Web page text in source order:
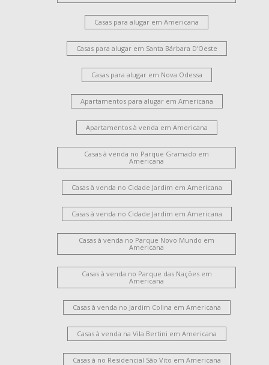
Casas para alugar em Americana
Casas para alugar em Santa Bárbara D’Oeste
Casas para alugar em Nova Odessa
Apartamentos para alugar em Americana
Apartamentos à venda em Americana
Casas à venda no Parque Gramado em
Americana
Casas à venda no Cidade Jardim em Americana
Casas à venda no Cidade Jardim em Americana
Casas à venda no Parque Novo Mundo em
Americana
Casas à venda no Parque das Nações em
Americana
Casas à venda no Jardim Colina em Americana
Casas à venda na Vila Bertini em Americana
Casas à no Residencial São Vito em Americana